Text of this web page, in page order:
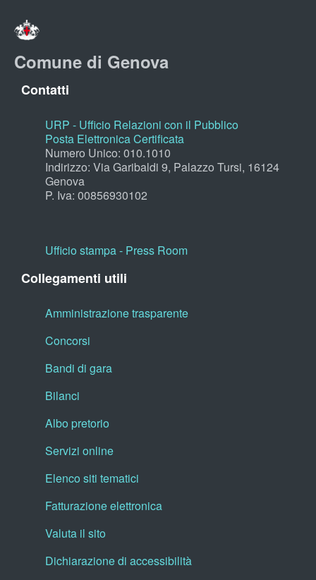
Comune di Genova
Contatti
URP - Ufficio Relazioni con il Pubblico
Posta Elettronica Certificata
Numero Unico: 010.1010
Indirizzo: Via Garibaldi 9, Palazzo Tursi, 16124
Genova
P. Iva: 00856930102
Ufficio stampa - Press Room
Collegamenti utili
Amministrazione trasparente
Concorsi
Bandi di gara
Bilanci
Albo pretorio
Servizi online
Elenco siti tematici
Fatturazione elettronica
Valuta il sito
Dichiarazione di accessibilità